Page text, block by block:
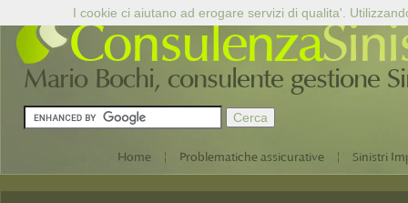
Consulenza
Mario Bochi, consulente gestione
Home | Problematiche assicurative | Sinistri
I cookie ci aiutano ad erogare servizi di qualita'.